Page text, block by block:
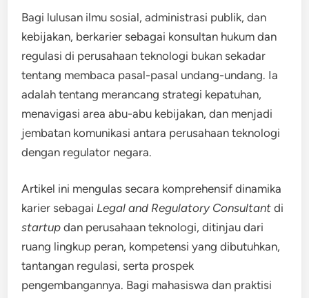
Bagi lulusan ilmu sosial, administrasi publik, dan
kebijakan, berkarier sebagai konsultan hukum dan
regulasi di perusahaan teknologi bukan sekadar
tentang membaca pasal-pasal undang-undang. Ia
adalah tentang merancang strategi kepatuhan,
menavigasi area abu-abu kebijakan, dan menjadi
jembatan komunikasi antara perusahaan teknologi
dengan regulator negara.
Artikel ini mengulas secara komprehensif dinamika
karier sebagai Legal and Regulatory Consultant di
startup dan perusahaan teknologi, ditinjau dari
ruang lingkup peran, kompetensi yang dibutuhkan,
tantangan regulasi, serta prospek
pengembangannya. Bagi mahasiswa dan praktisi